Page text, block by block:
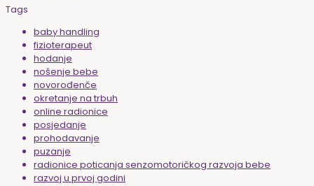
Tags
baby handling
fizioterapeut
hodanje
nošenje bebe
novorođenče
okretanje na trbuh
online radionice
posjedanje
prohodavanje
puzanje
radionice poticanja senzomotoričkog razvoja bebe
razvoj u prvoj godini